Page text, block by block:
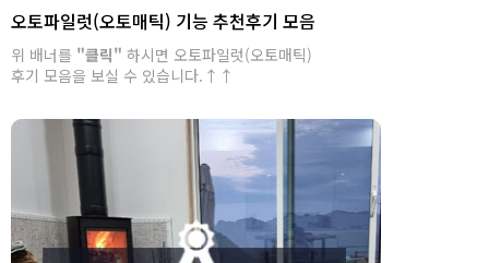
오토파일럿(오토매틱) 기능 추천후기 모음
위 배너를 "클릭" 하시면 오토파일럿(오토매틱)
후기 모음을 보실 수 있습니다.↑↑